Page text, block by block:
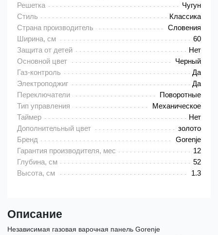
Решетка
Чугун
Стиль
Классика
Страна производитель
Словения
Ширина, см
60
Защита от детей
Нет
Основной цвет
Черный
Газ-контроль
Да
Электроподжиг
Да
Переключатели
Поворотные
Тип управления
Механическое
Таймер
Нет
Дополнительный цвет
золото
Бренд
Gorenje
Гарантия производителя, мес
12
Глубина, см
52
Высота, см
1.3
Описание
Независимая газовая варочная панель Gorenje